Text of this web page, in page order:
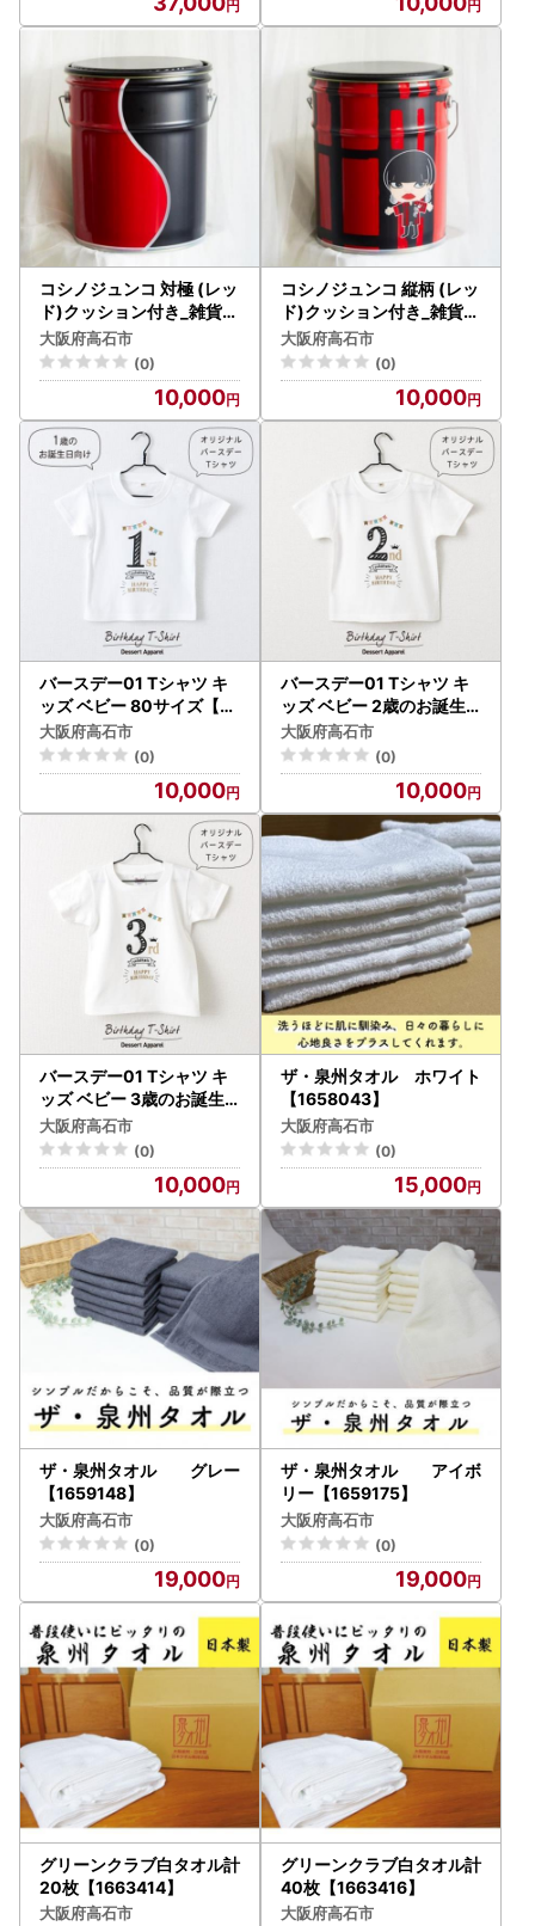
コシノジュンコ 対極 (レッ
ド)クッション付き_雑貨・
日用品 家具・インテリア _
【1494832】
大阪府高石市
(0)
10,000
コシノジュンコ 縦柄 (レッ
ド)クッション付き_雑貨・
日用品 家具・インテリア _
【1494838】
大阪府高石市
(0)
10,000
バースデー01 Tシャツ キ
ッズ ベビー 80サイズ【16
38518】
大阪府高石市
(0)
10,000
バースデー01 Tシャツ キ
ッズ ベビー 2歳のお誕生
日向け 90サイズ【16530
01】
大阪府高石市
(0)
10,000
バースデー01 Tシャツ キ
ッズ ベビー 3歳のお誕生
日向け 100サイズ【1653
037】
大阪府高石市
(0)
10,000
ザ・泉州タオル ホワイト
【1658043】
大阪府高石市
(0)
15,000
ザ・泉州タオル グレー
【1659148】
大阪府高石市
(0)
19,000
ザ・泉州タオル アイボ
リー【1659175】
大阪府高石市
(0)
19,000
グリーンクラブ白タオル計
20枚【1663414】
大阪府高石市
グリーンクラブ白タオル計
40枚【1663416】
大阪府高石市